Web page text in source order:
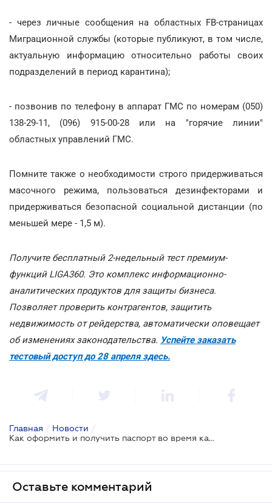
- через личные сообщения на областных FB-страницах
Миграционной службы (которые публикуют, в том числе,
актуальную информацию относительно работы своих
подразделений в период карантина);
- позвонив по телефону в аппарат ГМС по номерам (050)
138-29-11, (096) 915-00-28 или на "горячие линии"
областных управлений ГМС.
Помните также о необходимости строго придерживаться
масочного режима, пользоваться дезинфекторами и
придерживаться безопасной социальной дистанции (по
меньшей мере - 1,5 м).
Получите бесплатный 2-недельный тест премиум-
функций LIGA360. Это комплекс информационно-
аналитических продуктов для защиты бизнеса.
Позволяет проверить контрагентов, защитить
недвижимость от рейдерства, автоматически оповещает
об изменениях законодательства. Успейте заказать
тестовый доступ до 28 апреля здесь.
Главная / Новости /
Как оформить и получить паспорт во время карантина - Государственная миграционная служба
Оставьте комментарий